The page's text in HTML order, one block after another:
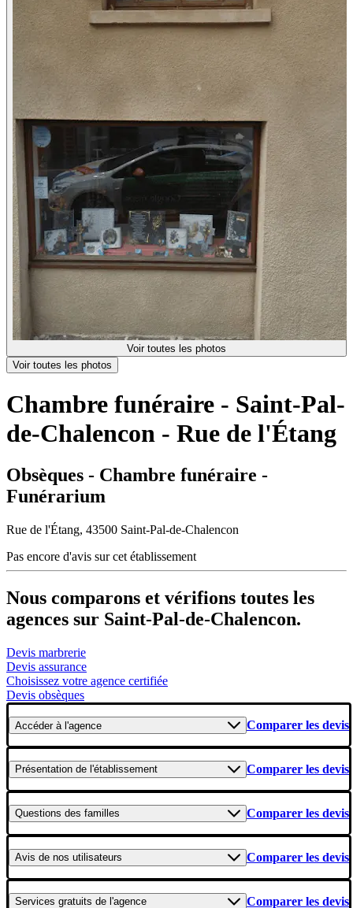
Voir toutes les photos
Voir toutes les photos
Chambre funéraire - Saint-Pal-
de-Chalencon - Rue de l'Étang
Obsèques - Chambre funéraire -
Funérarium
Rue de l'Étang, 43500 Saint-Pal-de-Chalencon
Pas encore d'avis sur cet établissement
Nous comparons et vérifions toutes les
agences sur Saint-Pal-de-Chalencon.
Devis marbrerie
Devis assurance
Choisissez votre agence certifiée
Devis obsèques
Accéderà l'agence Comparer les devis
Présentation de l'établissement Comparer les devis
Questions des familles Comparer les devis
Avis de nos utilisateurs Comparer les devis
Services gratuits de l'agence Comparer les devis